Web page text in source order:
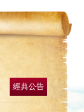
經典公告